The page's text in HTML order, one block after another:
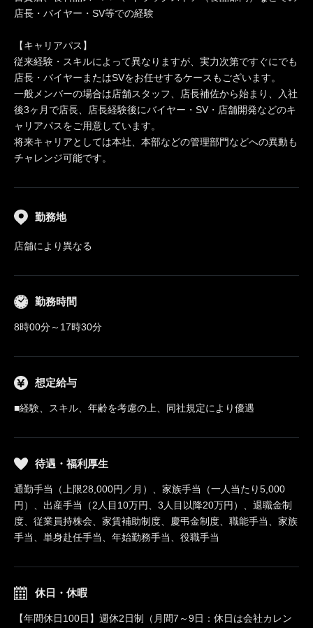
店長・バイヤー・SV等での経験
【キャリアパス】
従来経験・スキルによって異なりますが、実力次第ですぐにでも
店長・バイヤーまたはSVをお任せするケースもございます。
一般メンバーの場合は店舗スタッフ、店長補佐から始まり、入社
後3ヶ月で店長、店長経験後にバイヤー・SV・店舗開発などのキ
ャリアパスをご用意しています。
将来キャリアとしては本社、本部などの管理部門などへの異動も
チャレンジ可能です。
勤務地
店舗により異なる
勤務時間
8時00分～17時30分
想定給与
■経験、スキル、年齢を考慮の上、同社規定により優遇
待遇・福利厚生
通勤手当（上限28,000円／月）、家族手当（一人当たり5,000
円）、出産手当（2人目10万円、3人目以降20万円）、退職金制
度、従業員持株会、家賃補助制度、慶弔金制度、職能手当、家族
手当、単身赴任手当、年始勤務手当、役職手当
休日・休暇
【年間休日100日】週休2日制（月間7～9日：休日は会社カレン